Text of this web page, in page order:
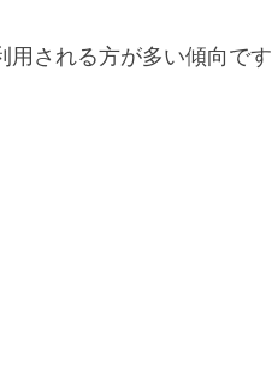
用される方が多い傾向です